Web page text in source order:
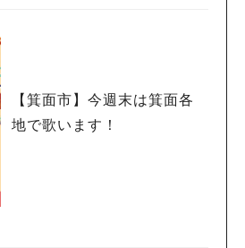
【箕面市】今週末は箕面各
地で歌います！